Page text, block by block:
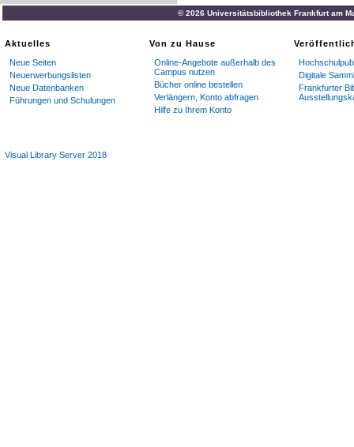
© 2026 Universitätsbibliothek Frankfurt am
Aktuelles
Neue Seiten
Neuerwerbungslisten
Neue Datenbanken
Führungen und Schulungen
Von zu Hause
Online-Angebote außerhalb des
Campus nutzen
Bücher online bestellen
Verlängern, Konto abfragen
Hilfe zu Ihrem Konto
Digitale
Frankfurter
Visual Library Server 2018